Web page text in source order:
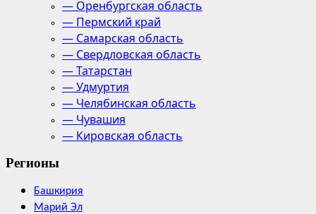
— Оренбургская область
— Пермский край
— Самарская область
— Свердловская область
— Татарстан
— Удмуртия
— Челябинская область
— Чувашия
— Кировская область
Регионы
Башкирия
Марий Эл